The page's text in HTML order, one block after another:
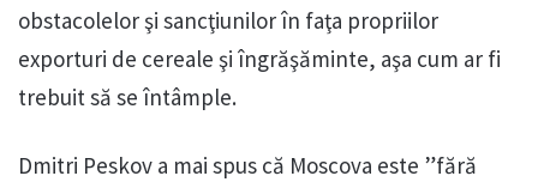
obstacolelor şi sancţiunilor în faţa propriilor
exporturi de cereale şi îngrăşăminte, aşa cum ar fi
trebuit să se întâmple.
Dmitri Peskov a mai spus că Moscova este ”fără